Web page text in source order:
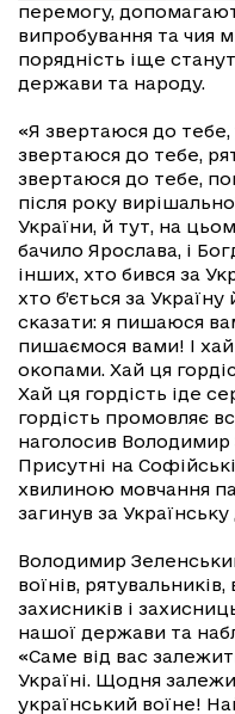
перемогу,
випробування та чия
порядність іще
держави та народу.
«Я звертаюся до
звертаюся до тебе,
звертаюся до тебе,
після року
України, й тут, на
бачило Ярослава, і
інших, хто бився за
хто б’ється за
сказати: я пишаюся
пишаємося вами! І
окопами. Хай ця
Хай ця гордість іде
гордість промовляє
наголосив Володимир
Присутні на
хвилиною мовчання
загинув за
Володимир
воїнів,
захисників і
нашої держави та
«Саме від вас
Україні. Щодня
український воїне!